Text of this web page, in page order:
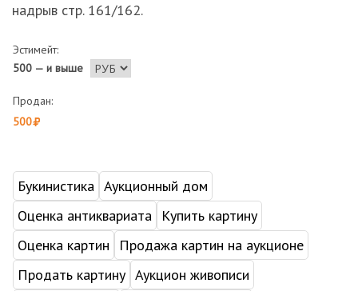
надрыв стр. 161/162.
Эстимейт:
500 — и выше
Продан:
500
Букинистика Аукционный дом
Оценка антиквариата
Купить картину
Оценка картин
Продажа картин на аукционе
Продать картину Аукцион живописи